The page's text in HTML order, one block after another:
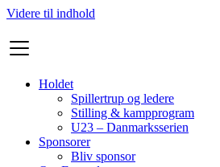
Videre til indhold
Holdet
Spillertrup og ledere
Stilling & kampprogram
U23 – Danmarksserien
Sponsorer
Bliv sponsor